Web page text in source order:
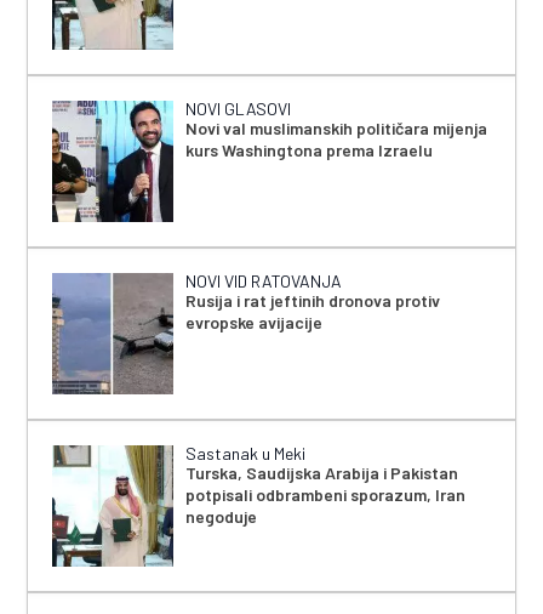
NOVI GLASOVI
Novi val muslimanskih političara mijenja
kurs Washingtona prema Izraelu
NOVI VID RATOVANJA
Rusija i rat jeftinih dronova protiv
evropske avijacije
Sastanak u Meki
Turska, Saudijska Arabija i Pakistan
potpisali odbrambeni sporazum, Iran
negoduje